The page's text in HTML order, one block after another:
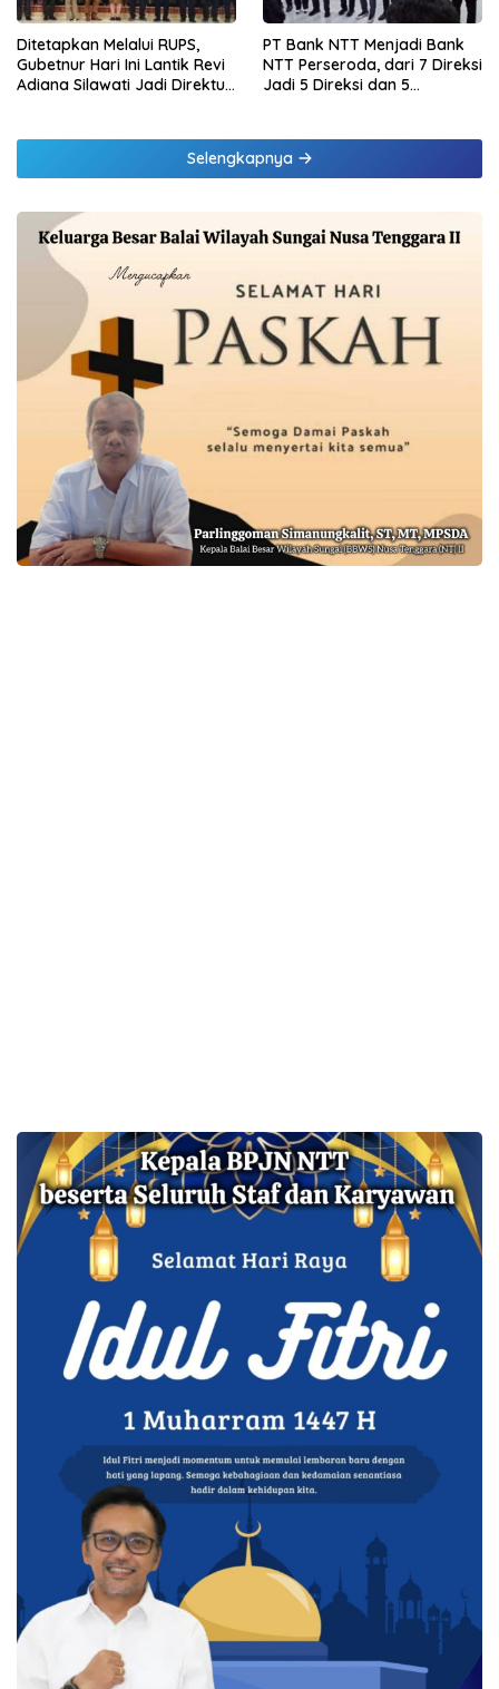
Ditetapkan Melalui RUPS,
Gubetnur Hari Ini Lantik Revi
Adiana Silawati Jadi Direktur
PT Bank NTT Menjadi Bank
NTT Perseroda, dari 7 Direksi
Jadi 5 Direksi dan 5
Selengkapnya